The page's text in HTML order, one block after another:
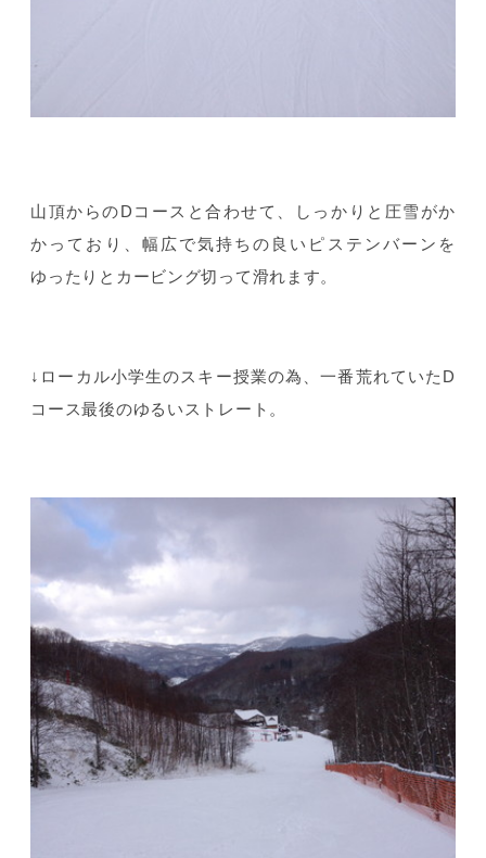
山頂からのDコースと合わせて、しっかりと圧雪がか
かっており、幅広で気持ちの良いピステンバーンを
ゆったりとカービング切って滑れます。
↓ローカル小学生のスキー授業の為、一番荒れていたD
コース最後のゆるいストレート。